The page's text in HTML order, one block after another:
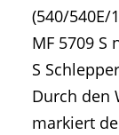
(540/540E/
MF 5709 S
S
Durch den
markiert